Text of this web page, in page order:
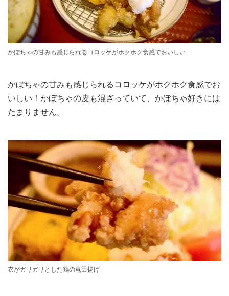
かぼちゃの甘みも感じられるコロッケがホクホク食感でおいしい
かぼちゃの甘みも感じられるコロッケがホクホク食感でお
いしい！かぼちゃの皮も混ざっていて、かぼちゃ好きには
たまりません。
衣がガリガリとした鶏の竜田揚げ